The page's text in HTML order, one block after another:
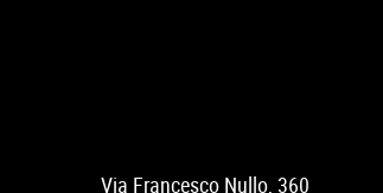
Via Francesco Nullo, 360